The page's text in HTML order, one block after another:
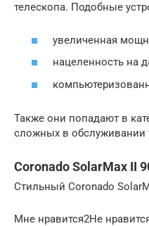
телескопа. Подобные
увеличенная
нацеленность на
Также они попадают в
сложных в обслуживании
Coronado SolarMax II
Стильный Coronado
Мне нравится2Не